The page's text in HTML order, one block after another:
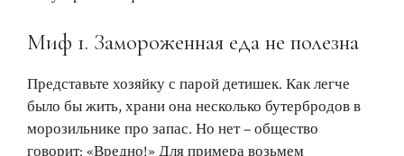
Миф 1. Замороженная еда не полезна
Представьте хозяйку с парой детишек. Как легче
было бы жить, храни она несколько бутербродов в
морозильнике про запас. Но нет – общество
говорит: «Вредно!» Для примера возьмем